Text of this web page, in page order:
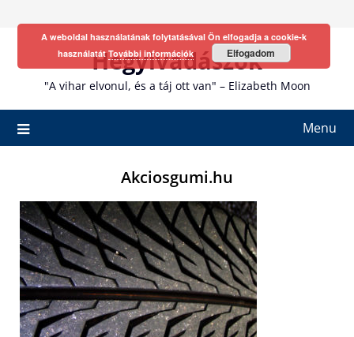
Hegyivadászok
"A vihar elvonul, és a táj ott van" – Elizabeth Moon
Menu
Akciosgumi.hu
A weboldal használatának folytatásával Ön elfogadja a cookie-k
használatátTovábbi információk Elfogadom